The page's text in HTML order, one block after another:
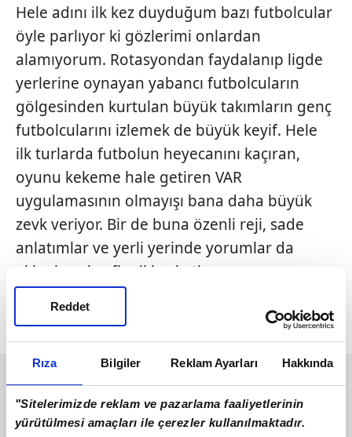
Rıza Bilgiler Reklam Ayarları Hakkında
"Sitelerimizde reklam ve pazarlama faaliyetlerinin
yürütülmesi amaçları ile çerezler kullanılmaktadır.
Reddet
Hele adını ilk kez duyduğum bazı futbolcular
öyle parlıyor ki gözlerimi onlardan
alamıyorum. Rotasyondan faydalanıp ligde
yerlerine oynayan yabancı futbolcuların
gölgesinden kurtulan büyük takımların genç
futbolcularını izlemek de büyük keyif. Hele
ilk turlarda futbolun heyecanını kaçıran,
oyunu kekeme hale getiren VAR
uygulamasının olmayışı bana daha büyük
zevk veriyor. Bir de buna özenli reji, sade
anlatımlar ve yerli yerinde yorumlar da
eklenince keyfim ikiye katlanıyor.
Yaşasın Ziraat Türkiye Kupası, var olsun Atv
ve A Spor...